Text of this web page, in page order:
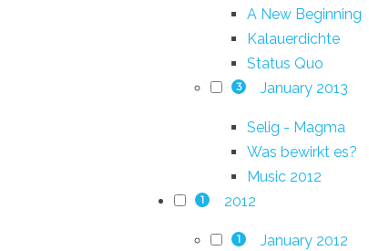
A New Beginning
Kalauerdichte
Status Quo
3 January 2013
Selig - Magma
Was bewirkt es?
Music 2012
1 2012
1 January 2012